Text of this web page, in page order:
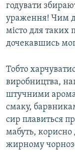
годувати
ураження! Чим
місто для таких
дочекавшись
Тобто
виробництва,
штучними
смаку,
сир плавиться
мабуть,
жирному